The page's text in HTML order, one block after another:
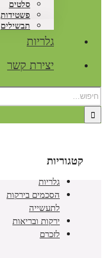
סלטים
פשטידות
תבשילים
גלריות
יצירת קשר
קטגוריות
גלריות
הסכמים בירקות
לתעשייה
ירקות ובריאות
לזכרם